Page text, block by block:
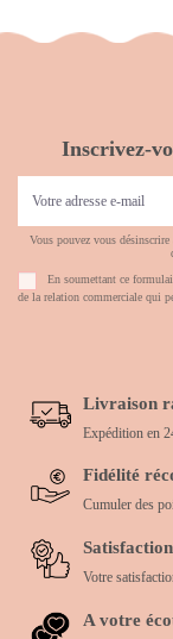
Inscrivez-
Vous pouvez vous
En soumettant ce
de la relation commerciale qui
Livraison
Expédition en
Fidélité
Cumuler des
Votre
A votre